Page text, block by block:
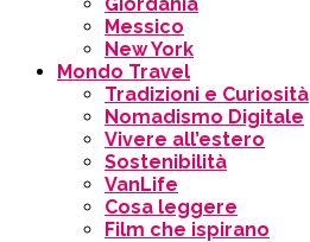
Messico
New York
Mondo Travel
Tradizioni e Curiosità
Nomadismo Digitale
Vivere all’estero
Sostenibilità
VanLife
Cosa leggere
Film che ispirano